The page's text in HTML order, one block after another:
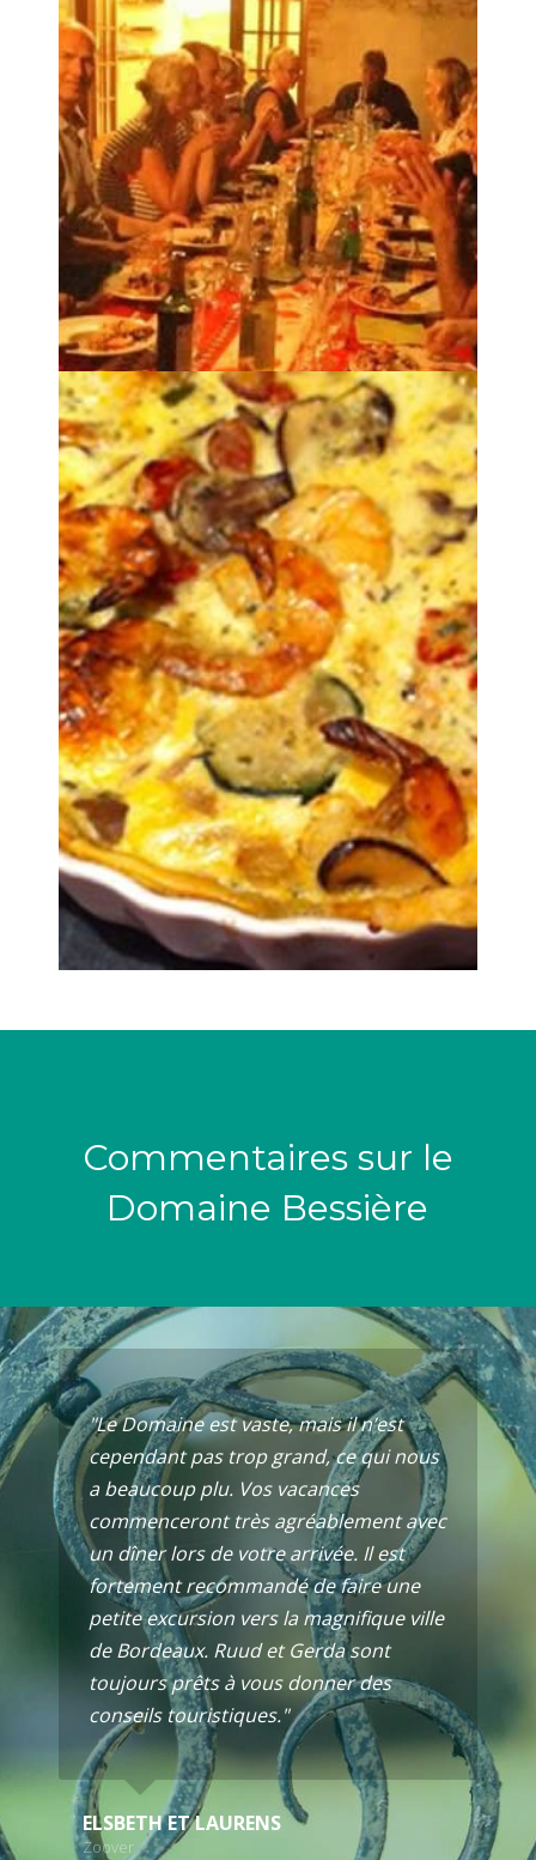
Commentaires sur le
Domaine Bessière
"Le Domaine est vaste, mais il n’est
cependant pas trop grand, ce qui nous
a beaucoup plu. Vos vacances
commenceront très agréablement avec
un dîner lors de votre arrivée. Il est
fortement recommandé de faire une
petite excursion vers la magnifique ville
de Bordeaux. Ruud et Gerda sont
toujours prêts à vous donner des
conseils touristiques."
ELSBETH ET LAURENS
Zoover